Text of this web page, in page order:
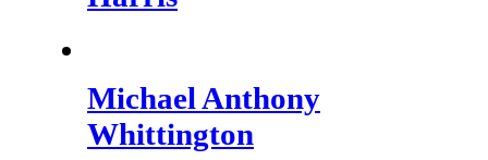
Michael Anthony
Whittington